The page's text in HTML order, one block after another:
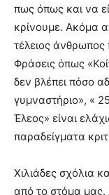
πως όπως και να
κρίνουμε. Ακόμα
τέλειος άνθρωπος
Φράσεις όπως
δεν βλέπει πόσο
γυμναστήριο», «
Έλεος» είναι
παραδείγματα
Χιλιάδες σχόλια
από το στόμα μας.